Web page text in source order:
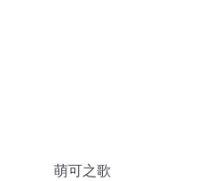
萌可之歌